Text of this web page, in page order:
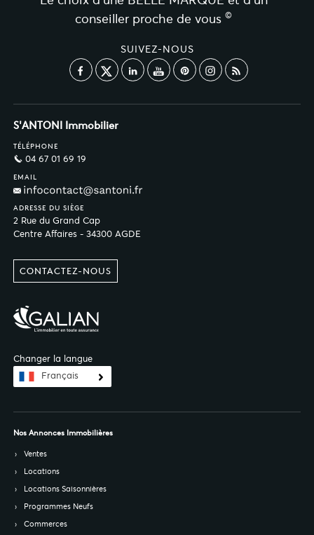
conseiller proche de vous ©
SUIVEZ-NOUS
S'ANTONI Immobilier
TÉLÉPHONE
04 67 01 69 19
EMAIL
ADRESSE DU SIÈGE
2 Rue du Grand Cap
Centre Affaires - 34300 AGDE
CONTACTEZ-NOUS
Changer la langue
Français
Nos Annonces Immobilières
Ventes
Locations
Locations Saisonnières
Programmes Neufs
Commerces